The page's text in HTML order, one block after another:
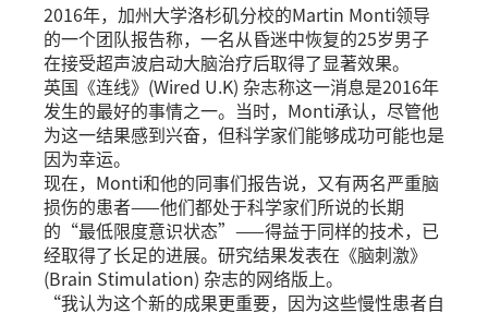
2016年，加州大学洛杉矶分校的Martin Monti领导
的一个团队报告称，一名从昏迷中恢复的25岁男子
在接受超声波启动大脑治疗后取得了显著效果。
英国《连线》(Wired U.K) 杂志称这一消息是2016年
发生的最好的事情之一。当时，Monti承认，尽管他
为这一结果感到兴奋，但科学家们能够成功可能也是
因为幸运。
现在，Monti和他的同事们报告说，又有两名严重脑
损伤的患者——他们都处于科学家们所说的长期
的“最低限度意识状态”——得益于同样的技术，已
经取得了长足的进展。研究结果发表在《脑刺激》
(Brain Stimulation) 杂志的网络版上。
“我认为这个新的成果更重要，因为这些慢性患者自